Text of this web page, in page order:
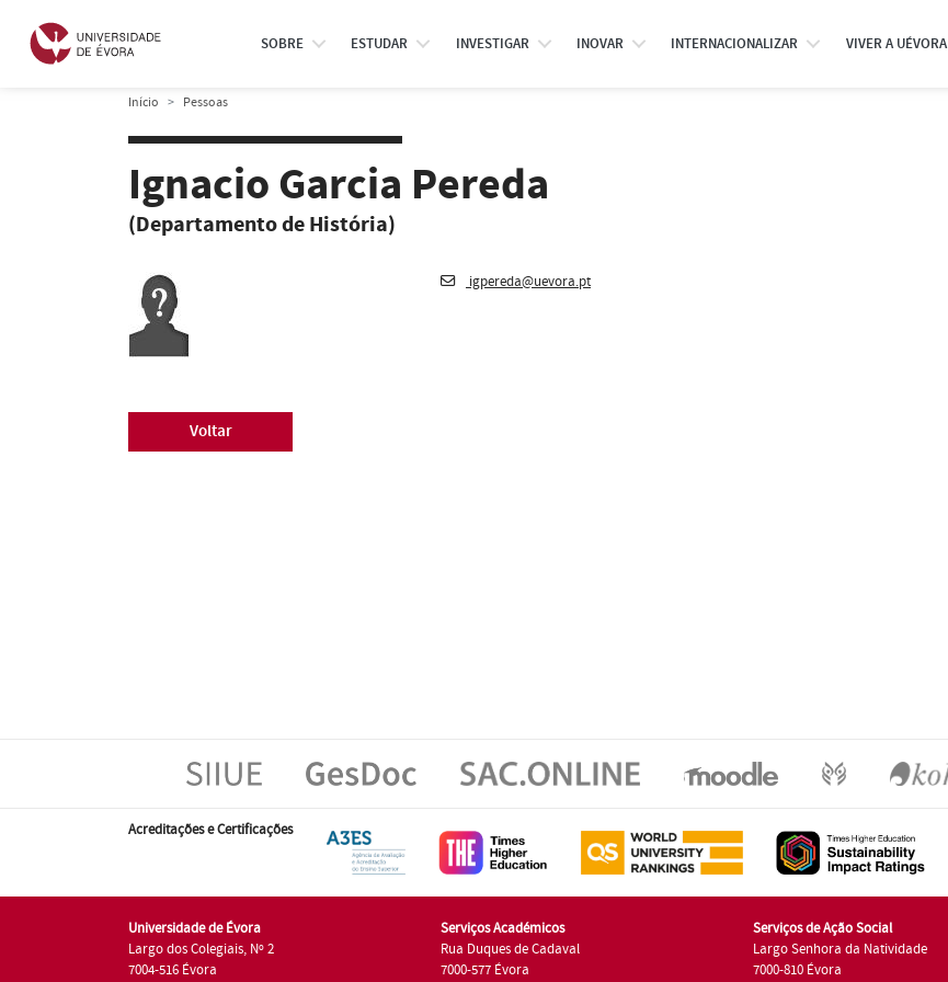
SOBRE ESTUDAR INVESTIGAR INOVAR INTERNACIONALIZAR VIVER A UÉVORA
Início Pessoas
Ignacio Garcia Pereda
(Departamento de História)
igpereda@uevora.pt
Voltar
Acreditações e Certificações
Universidade de Évora
Largo dos Colegiais, Nº 2
7004-516 Évora
Serviços Académicos
Rua Duques de Cadaval
7000-577 Évora
Serviços de Ação Social
Largo Senhora da Natividade
7000-810 Évora